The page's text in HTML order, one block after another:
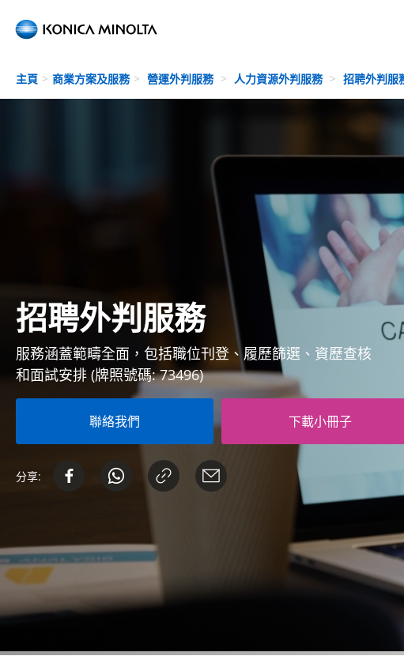
Skip to main content
主頁 商業方案及服務 營運外判服務 人力資源外判服務 招聘外判服
招聘外判服務
服務涵蓋範疇全面，包括職位刊登、履歷篩選、資歷查核
和面試安排 (牌照號碼: 73496)
聯絡我們 下載小冊子
分享: